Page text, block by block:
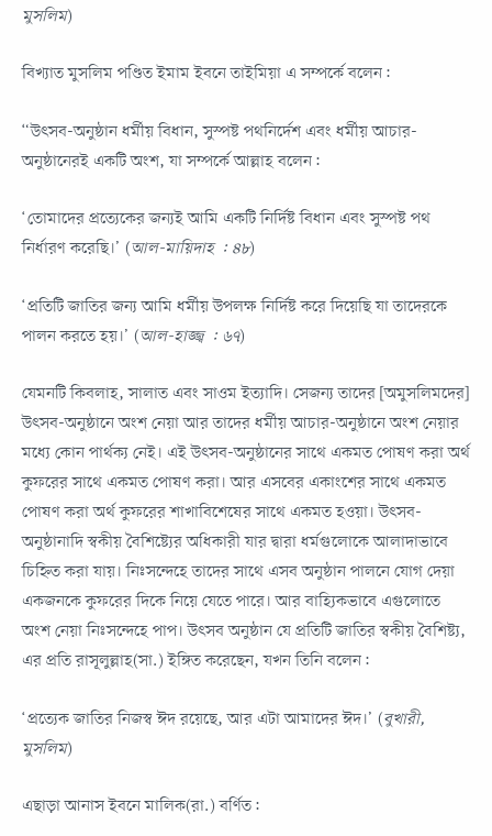
মুসলিম)
বিখ্যাত মুসলিম পণ্ডিত ইমাম ইবনে তাইমিয়া এ সম্পর্কে বলেন:
“উৎসব-অনুষ্ঠান ধর্মীয় বিধান, সুস্পষ্ট পথনির্দেশ এবং ধর্মীয় আচার-
অনুষ্ঠানেরই একটি অংশ, যা সম্পর্কে আল্লাহ বলেন:
‘তোমাদের প্রত্যেকের জন্যই আমি একটি নির্দিষ্ট বিধান এবং সুস্পষ্ট পথ
নির্ধারণ করেছি।’ (আল-মায়িদাহ : ৪৮)
‘প্রতিটি জাতির জন্য আমি ধর্মীয় উপলক্ষ নির্দিষ্ট করে দিয়েছি যা তাদেরকে
পালন করতে হয়।’ (আল-হাজ্জ্ব : ৬৭)
যেমনটি কিবলাহ, সালাত এবং সাওম ইত্যাদি। সেজন্য তাদের [অমুসলিমদের]
উৎসব-অনুষ্ঠানে অংশ নেয়া আর তাদের ধর্মীয় আচার-অনুষ্ঠানে অংশ নেয়ার
মধ্যে কোন পার্থক্য নেই। এই উৎসব-অনুষ্ঠানের সাথে একমত পোষণ করা অর্থ
কুফরের সাথে একমত পোষণ করা। আর এসবের একাংশের সাথে একমত
পোষণ করা অর্থ কুফরের শাখাবিশেষের সাথে একমত হওয়া। উৎসব-
অনুষ্ঠানাদি স্বকীয় বৈশিষ্ট্যের অধিকারী যার দ্বারা ধর্মগুলোকে আলাদাভাবে
চিহ্নিত করা যায়। নিঃসন্দেহে তাদের সাথে এসব অনুষ্ঠান পালনে যোগ দেয়া
একজনকে কুফরের দিকে নিয়ে যেতে পারে। আর বাহ্যিকভাবে এগুলোতে
অংশ নেয়া নিঃসন্দেহে পাপ। উৎসব অনুষ্ঠান যে প্রতিটি জাতির স্বকীয় বৈশিষ্ট্য,
এর প্রতি রাসূলুল্লাহ(সা.) ইঙ্গিত করেছেন, যখন তিনি বলেন:
‘প্রত্যেক জাতির নিজস্ব ঈদ রয়েছে, আর এটা আমাদের ঈদ।’ (বুখারী,
মুসলিম)
এছাড়া আনাস ইবনে মালিক(রা.) বর্ণিত: